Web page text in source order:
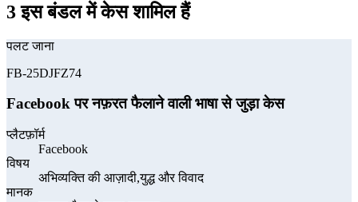
3 इस बंडल में केस शामिल हैं
पलट जाना
FB-25DJFZ74
Facebook पर नफ़रत फैलाने वाली भाषा से जुड़ा केस
प्लैटफ़ॉर्म
Facebook
विषय
अभिव्यक्ति की आज़ादी,युद्ध और विवाद
मानक